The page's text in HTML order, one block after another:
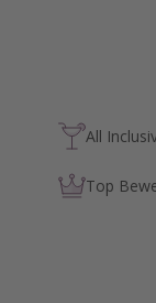
All
Top